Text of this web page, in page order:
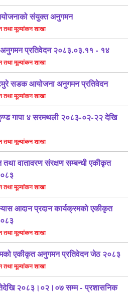
संयुक्त अनुगमन
तथा मूल्यांकन शाखा
अनुगमन प्रतिवेदन २०८३.०३.११ - १४
तथा मूल्यांकन शाखा
सडक आयोजना अनुगमन प्रतिवेदन
तथा मूल्यांकन शाखा
गापा ४ सरमथली २०८३-०२-२२ देखि
तथा मूल्यांकन शाखा
तथा वातावरण संरक्षण सम्बन्धी एकीकृत
तथा मूल्यांकन शाखा
आदान प्रदान कार्यक्रमको एकीकृत
तथा मूल्यांकन शाखा
एकीकृत अनुगमन प्रतिवेदन जेठ २०८३
तथा मूल्यांकन शाखा
२०८३।०२।०७ सम्म - प्रशासनिक